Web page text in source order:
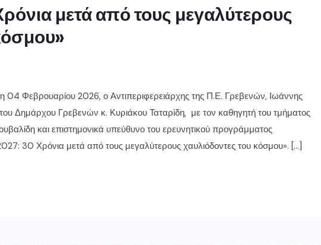
μετά από τους μεγαλύτερους
04 Φεβρουαρίου 2026, ο Αντιπεριφερειάρχης της Π.Ε. Γρεβενών, Ιωάννης
Δημάρχου Γρεβενών κ. Κυριάκου Ταταρίδη, με τον καθηγητή του τμήματος
και επιστημονικά υπεύθυνο του ερευνητικού προγράμματος
30 Χρόνια μετά από τους μεγαλύτερους χαυλιόδοντες του κόσμου». […]